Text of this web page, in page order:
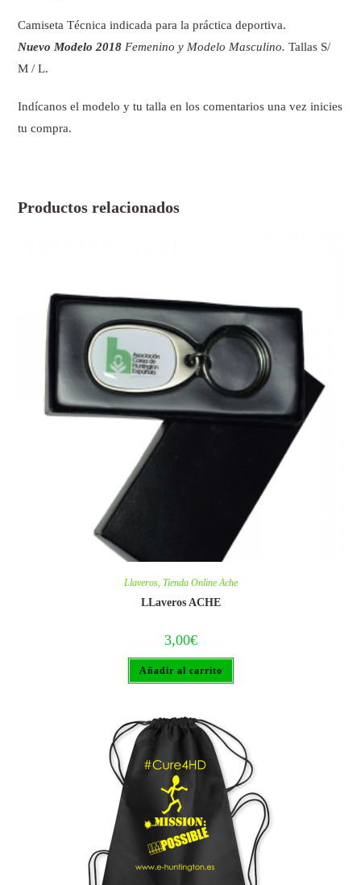
Camiseta Técnica indicada para la práctica deportiva.
Nuevo Modelo 2018 Femenino y Modelo Masculino.Tallas S/
M / L.
Indícanos el modelo y tu talla en los comentarios una vez inicies
tu compra.
Productos relacionados
Llaveros, Tienda Online Ache
LLaveros ACHE
3,00€
Añadir al carrito